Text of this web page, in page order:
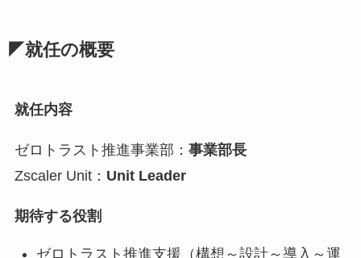
◤就任の概要
就任内容
ゼロトラスト推進事業部： 事業部長
Zscaler Unit： Unit Leader
期待する役割
ゼロトラスト推進支援（構想～設計～導入～運